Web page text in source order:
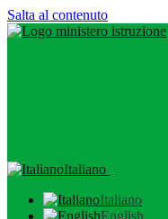
Salta al contenuto
Italiano
Italiano
English